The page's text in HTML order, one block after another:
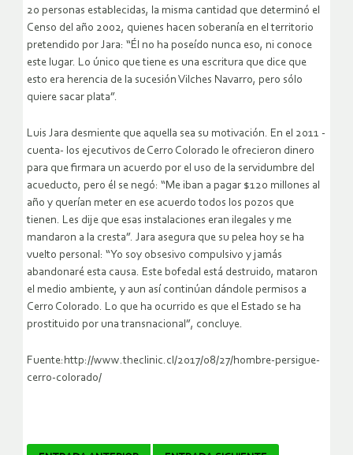
20 personas establecidas, la misma cantidad que determinó el
Censo del año 2002, quienes hacen soberanía en el territorio
pretendido por Jara: “Él no ha poseído nunca eso, ni conoce
este lugar. Lo único que tiene es una escritura que dice que
esto era herencia de la sucesión Vilches Navarro, pero sólo
quiere sacar plata”.
Luis Jara desmiente que aquella sea su motivación. En el 2011 -
cuenta- los ejecutivos de Cerro Colorado le ofrecieron dinero
para que firmara un acuerdo por el uso de la servidumbre del
acueducto, pero él se negó: “Me iban a pagar $120 millones al
año y querían meter en ese acuerdo todos los pozos que
tienen. Les dije que esas instalaciones eran ilegales y me
mandaron a la cresta”. Jara asegura que su pelea hoy se ha
vuelto personal: “Yo soy obsesivo compulsivo y jamás
abandonaré esta causa. Este bofedal está destruido, mataron
el medio ambiente, y aun así continúan dándole permisos a
Cerro Colorado. Lo que ha ocurrido es que el Estado se ha
prostituido por una transnacional”, concluye.
Fuente:http://www.theclinic.cl/2017/08/27/hombre-persigue-
cerro-colorado/